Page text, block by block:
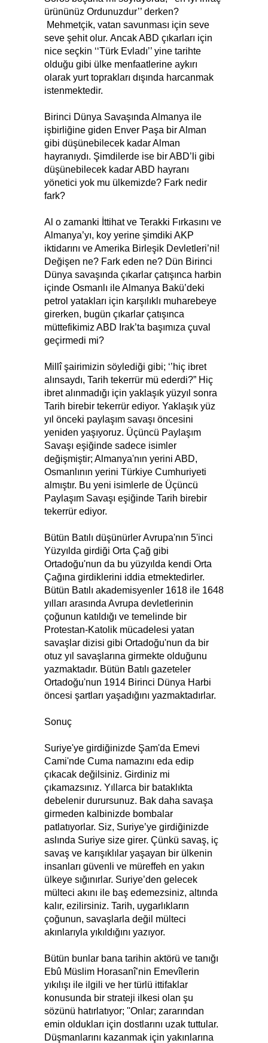
ürününüz Ordunuzdur’’ derken?
Mehmetçik, vatan savunması için seve
seve şehit olur. Ancak ABD çıkarları için
nice seçkin ‘‘Türk Evladı’’ yine tarihte
olduğu gibi ülke menfaatlerine aykırı
olarak yurt toprakları dışında harcanmak
istenmektedir.
Birinci Dünya Savaşında Almanya ile
işbirliğine giden Enver Paşa bir Alman
gibi düşünebilecek kadar Alman
hayranıydı. Şimdilerde ise bir ABD’li gibi
düşünebilecek kadar ABD hayranı
yönetici yok mu ülkemizde? Fark nedir
fark?
Al o zamanki İttihat ve Terakki Fırkasını ve
Almanya’yı, koy yerine şimdiki AKP
iktidarını ve Amerika Birleşik Devletleri’ni!
Değişen ne? Fark eden ne? Dün Birinci
Dünya savaşında çıkarlar çatışınca harbin
içinde Osmanlı ile Almanya Bakü’deki
petrol yatakları için karşılıklı muharebeye
girerken, bugün çıkarlar çatışınca
müttefikimiz ABD Irak’ta başımıza çuval
geçirmedi mi?
Millî şairimizin söylediği gibi; ‘’hiç ibret
alınsaydı, Tarih tekerrür mü ederdi?” Hiç
ibret alınmadığı için yaklaşık yüzyıl sonra
Tarih birebir tekerrür ediyor. Yaklaşık yüz
yıl önceki paylaşım savaşı öncesini
yeniden yaşıyoruz. Üçüncü Paylaşım
Savaşı eşiğinde sadece isimler
değişmiştir; Almanya'nın yerini ABD,
Osmanlının yerini Türkiye Cumhuriyeti
almıştır. Bu yeni isimlerle de Üçüncü
Paylaşım Savaşı eşiğinde Tarih birebir
tekerrür ediyor.
Bütün Batılı düşünürler Avrupa'nın 5'inci
Yüzyılda girdiği Orta Çağ gibi
Ortadoğu'nun da bu yüzyılda kendi Orta
Çağına girdiklerini iddia etmektedirler.
Bütün Batılı akademisyenler 1618 ile 1648
yılları arasında Avrupa devletlerinin
çoğunun katıldığı ve temelinde bir
Protestan-Katolik mücadelesi yatan
savaşlar dizisi gibi Ortadoğu'nun da bir
otuz yıl savaşlarına girmekte olduğunu
yazmaktadır. Bütün Batılı gazeteler
Ortadoğu'nun 1914 Birinci Dünya Harbi
öncesi şartları yaşadığını yazmaktadırlar.
Sonuç
Suriye'ye girdiğinizde Şam'da Emevi
Cami'nde Cuma namazını eda edip
çıkacak değilsiniz. Girdiniz mi
çıkamazsınız. Yıllarca bir bataklıkta
debelenir durursunuz. Bak daha savaşa
girmeden kalbinizde bombalar
patlatıyorlar. Siz, Suriye’ye girdiğinizde
aslında Suriye size girer. Çünkü savaş, iç
savaş ve karışıklılar yaşayan bir ülkenin
insanları güvenli ve müreffeh en yakın
ülkeye sığınırlar. Suriye’den gelecek
mülteci akını ile baş edemezsiniz, altında
kalır, ezilirsiniz. Tarih, uygarlıkların
çoğunun, savaşlarla değil mülteci
akınlarıyla yıkıldığını yazıyor.
Bütün bunlar bana tarihin aktörü ve tanığı
Ebû Müslim Horasanî’nin Emevîlerin
yıkılışı ile ilgili ve her türlü ittifaklar
konusunda bir strateji ilkesi olan şu
sözünü hatırlatıyor; ''Onlar; zararından
emin oldukları için dostlarını uzak tuttular.
Düşmanlarını kazanmak için yakınlarına